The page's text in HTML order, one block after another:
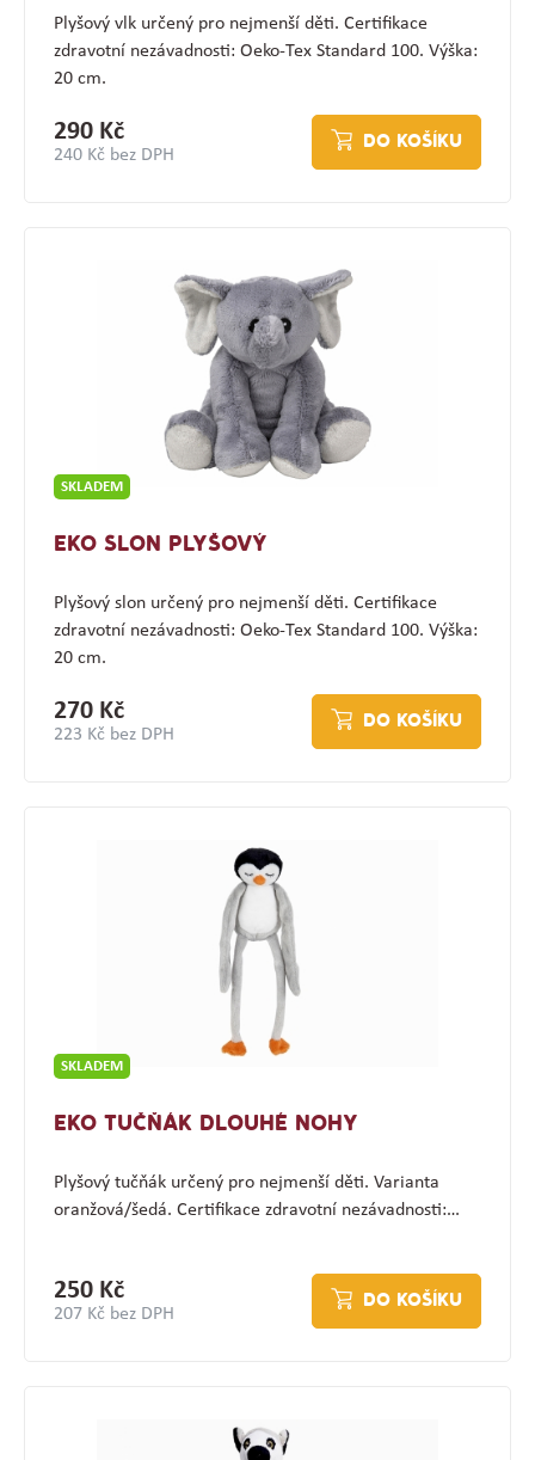
Plyšový vlk určený pro nejmenší děti. Certifikace
zdravotní nezávadnosti: Oeko-Tex Standard 100. Výška:
20 cm.
290 Kč
240 Kč bez DPH
DO KOŠÍKU
SKLADEM
EKO SLON PLYŠOVÝ
Plyšový slon určený pro nejmenší děti. Certifikace
zdravotní nezávadnosti: Oeko-Tex Standard 100. Výška:
20 cm.
270 Kč
223 Kč bez DPH
DO KOŠÍKU
SKLADEM
EKO TUČŇÁK DLOUHÉ NOHY
Plyšový tučňák určený pro nejmenší děti. Varianta
oranžová/šedá. Certifikace zdravotní nezávadnosti:…
250 Kč
207 Kč bez DPH
DO KOŠÍKU